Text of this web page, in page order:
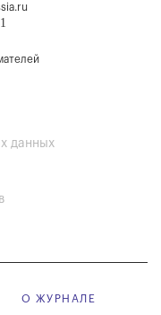
данных
О ЖУРНАЛЕ